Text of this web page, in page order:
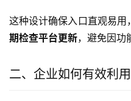
这种设计确保入口直观易用
期检查平台更新，避免因功
二、企业如何有效利